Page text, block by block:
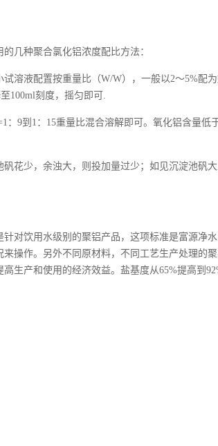
几种聚合氯化铝浓度配比方法：
溶液配置按重量比（W/W），一般以2～5%配
100ml刻度，摇匀即可.
：9到1：15重量比混合溶解即可。氧化铝含量低
花少，余浊大，则投加量过少；如见沉淀池矾
对饮用水级别的聚铝产品，这项标准是富源净
操作。另外不同原材料，不同工艺生产处理的
生产和使用的经济效益。盐基度从65%提高到